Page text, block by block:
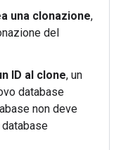
una clonazione,
del
ID al clone, un
database
non deve